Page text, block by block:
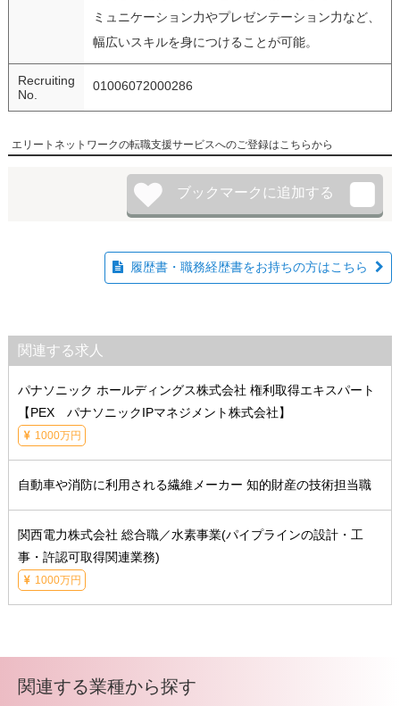
ミュニケーション力やプレゼンテーション力など、
幅広いスキルを身につけることが可能。
Recruiting
No.
01006072000286
エリートネットワークの転職支援サービスへのご登録はこちらから
履歴書・職務経歴書をお持ちの方はこちら
関連する求人
パナソニック ホールディングス株式会社 権利取得エキスパート
【PEX パナソニックIPマネジメント株式会社】
1000万円
自動車や消防に利用される繊維メーカー 知的財産の技術担当職
関西電力株式会社 総合職／水素事業(パイプラインの設計・工
事・許認可取得関連業務)
1000万円
関連する業種から探す